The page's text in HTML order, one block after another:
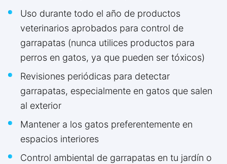
Uso durante todo el año de productos
veterinarios aprobados para control de
garrapatas (nunca utilices productos para
perros en gatos, ya que pueden ser tóxicos)
Revisiones periódicas para detectar
garrapatas, especialmente en gatos que salen
al exterior
Mantener a los gatos preferentemente en
espacios interiores
Control ambiental de garrapatas en tu jardín o